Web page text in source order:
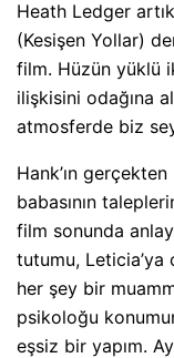
Heath Ledger
(Kesişen Yollar)
film. Hüzün yüklü
ilişkisini odağına
atmosferde biz
Hank’ın
babasının
film sonunda
tutumu,
her şey bir
psikoloğu
eşsiz bir yapım.